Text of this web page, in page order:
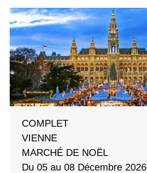
COMPLET
VIENNE
MARCHÉ DE NOËL
Du 05 au 08 Décembre 2026